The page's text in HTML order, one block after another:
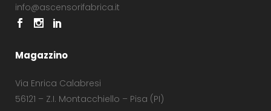
info@ascensorifabrica.it
Magazzino
Via Enrica Calabresi
56121 – Z.I. Montacchiello – Pisa (PI)